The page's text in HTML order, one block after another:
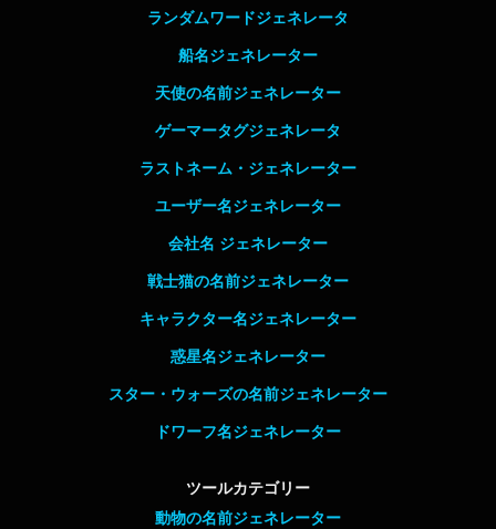
ランダムワードジェネレータ
船名ジェネレーター
天使の名前ジェネレーター
ゲーマータグジェネレータ
ラストネーム・ジェネレーター
ユーザー名ジェネレーター
会社名 ジェネレーター
戦士猫の名前ジェネレーター
キャラクター名ジェネレーター
惑星名ジェネレーター
スター・ウォーズの名前ジェネレーター
ドワーフ名ジェネレーター
ツールカテゴリー
動物の名前ジェネレーター